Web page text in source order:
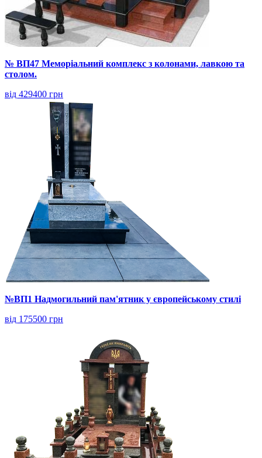
№ ВП47 Меморіальний комплекс з колонами, лавкою та
столом.
від 429400 грн
№ВП1 Надмогильний пам'ятник у європейському стилі
від 175500 грн